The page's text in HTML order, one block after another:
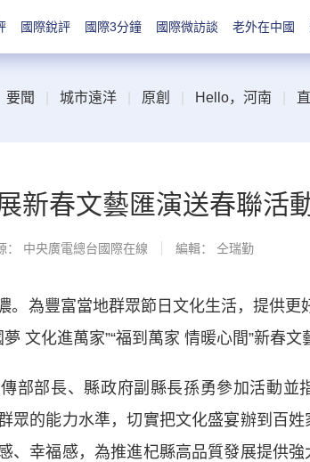
國際銳評 國際3分鐘 國際微訪談 老外在中國
要聞 城市遠洋 原創 Hello，河南
新春文藝匯演送春聯活
： 中央廣電總台國際在線 編輯： 仝瑞勤
為豐富當地群眾節日文化生活，提供更
文化進萬家”“福到萬家 情暖心間”新春文
部長、縣政府副縣長孫勇參加活動並
眾的能力水準，切實把文化盛宴辦到百
、幸福感，為推進杞縣高品質發展提供